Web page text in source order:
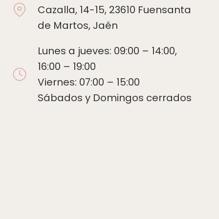
Cazalla, 14-15, 23610 Fuensanta
de Martos, Jaén
Lunes a jueves: 09:00 – 14:00,
16:00 – 19:00
Viernes: 07:00 – 15:00
Sábados y Domingos cerrados